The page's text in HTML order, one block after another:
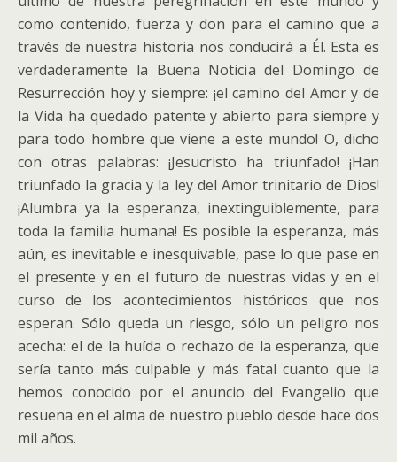
como contenido, fuerza y don para el camino que a
través de nuestra historia nos conducirá a Él. Esta es
verdaderamente la Buena Noticia del Domingo de
Resurrección hoy y siempre: ¡el camino del Amor y de
la Vida ha quedado patente y abierto para siempre y
para todo hombre que viene a este mundo! O, dicho
con otras palabras: ¡Jesucristo ha triunfado! ¡Han
triunfado la gracia y la ley del Amor trinitario de Dios!
¡Alumbra ya la esperanza, inextinguiblemente, para
toda la familia humana! Es posible la esperanza, más
aún, es inevitable e inesquivable, pase lo que pase en
el presente y en el futuro de nuestras vidas y en el
curso de los acontecimientos históricos que nos
esperan. Sólo queda un riesgo, sólo un peligro nos
acecha: el de la huída o rechazo de la esperanza, que
sería tanto más culpable y más fatal cuanto que la
hemos conocido por el anuncio del Evangelio que
resuena en el alma de nuestro pueblo desde hace dos
mil años.